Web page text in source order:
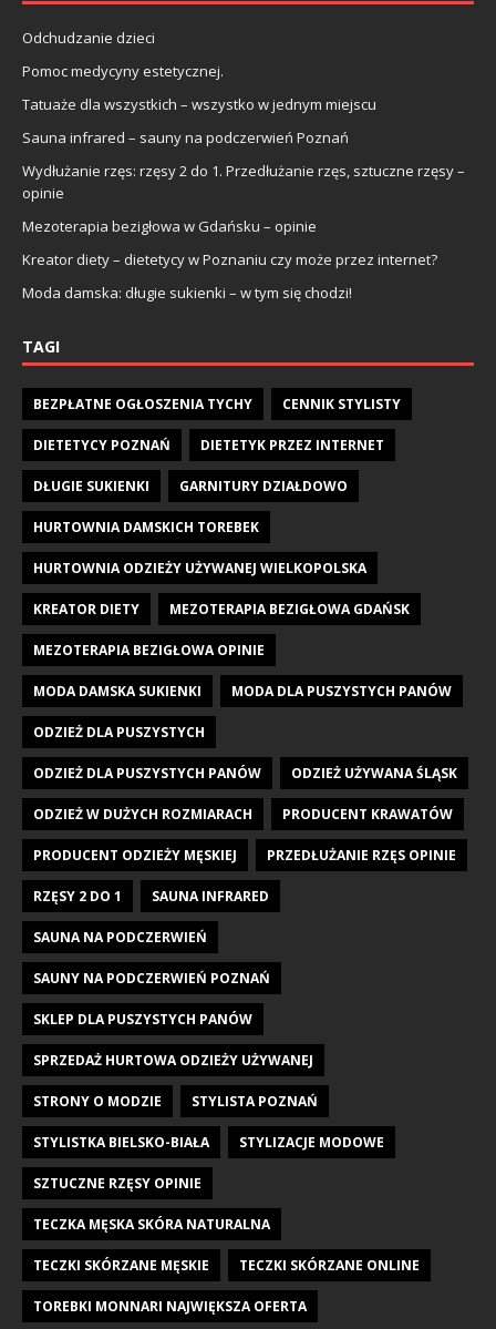
Odchudzanie dzieci
Pomoc medycyny estetycznej.
Tatuaże dla wszystkich – wszystko w jednym miejscu
Sauna infrared – sauny na podczerwień Poznań
Wydłużanie rzęs: rzęsy 2 do 1. Przedłużanie rzęs, sztuczne rzęsy –
opinie
Mezoterapia bezigłowa w Gdańsku – opinie
Kreator diety – dietetycy w Poznaniu czy może przez internet?
Moda damska: długie sukienki – w tym się chodzi!
TAGI
BEZPŁATNE OGŁOSZENIA TYCHY CENNIK STYLISTY
DIETETYCY POZNAŃ DIETETYK PRZEZ INTERNET
DŁUGIE SUKIENKI GARNITURY DZIAŁDOWO
HURTOWNIA DAMSKICH TOREBEK
HURTOWNIA ODZIEŻY UŻYWANEJ WIELKOPOLSKA
KREATOR DIETY MEZOTERAPIA BEZIGŁOWA GDAŃSK
MEZOTERAPIA BEZIGŁOWA OPINIE
MODA DAMSKA SUKIENKI MODA DLA PUSZYSTYCH PANÓW
ODZIEŻ DLA PUSZYSTYCH
ODZIEŻ DLA PUSZYSTYCH PANÓW ODZIEŻ UŻYWANA ŚLĄSK
ODZIEŻ W DUŻYCH ROZMIARACH PRODUCENT KRAWATÓW
PRODUCENT ODZIEŻY MĘSKIEJ PRZEDŁUŻANIE RZĘS OPINIE
RZĘSY 2 DO 1 SAUNA INFRARED
SAUNA NA PODCZERWIEŃ
SAUNY NA PODCZERWIEŃ POZNAŃ
SKLEP DLA PUSZYSTYCH PANÓW
SPRZEDAŻ HURTOWA ODZIEŻY UŻYWANEJ
STRONY O MODZIE STYLISTA POZNAŃ
STYLISTKA BIELSKO-BIAŁA STYLIZACJE MODOWE
SZTUCZNE RZĘSY OPINIE
TECZKA MĘSKA SKÓRA NATURALNA
TECZKI SKÓRZANE MĘSKIE TECZKI SKÓRZANE ONLINE
TOREBKI MONNARI NAJWIĘKSZA OFERTA